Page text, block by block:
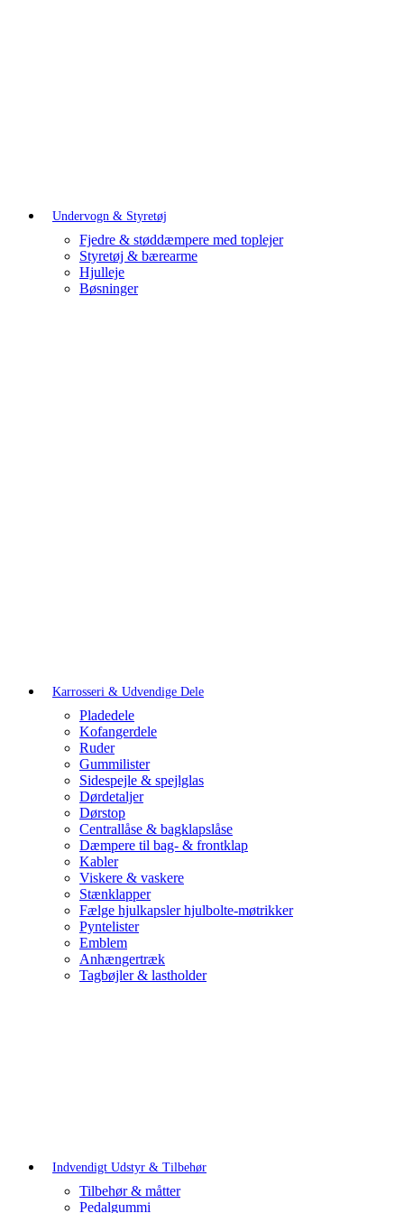
Undervogn & Styretøj
Fjedre & støddæmpere med toplejer
Styretøj & bærearme
Hjulleje
Bøsninger
Karrosseri & Udvendige Dele
Pladedele
Kofangerdele
Ruder
Gummilister
Sidespejle & spejlglas
Dørdetaljer
Dørstop
Centrallåse & bagklapslåse
Dæmpere til bag- & frontklap
Kabler
Viskere & vaskere
Stænklapper
Fælge hjulkapsler hjulbolte-møtrikker
Pyntelister
Emblem
Anhængertræk
Tagbøjler & lastholder
Indvendigt Udstyr & Tilbehør
Tilbehør & måtter
Pedalgummi